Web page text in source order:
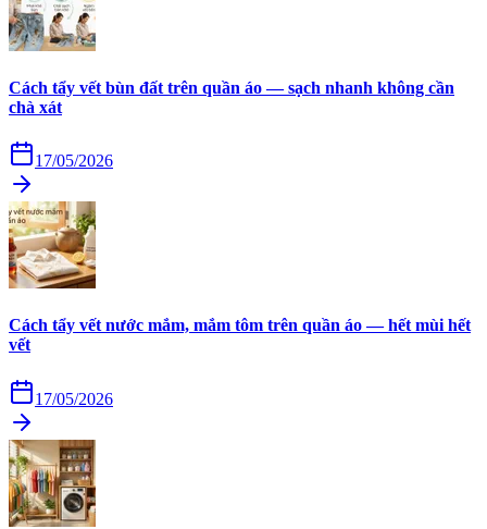
Cách tẩy vết bùn đất trên quần áo — sạch nhanh không cần
chà xát
17/05/2026
Cách tẩy vết nước mắm, mắm tôm trên quần áo — hết mùi hết
vết
17/05/2026